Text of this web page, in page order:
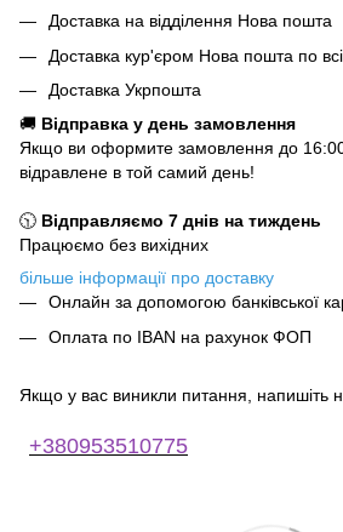
Доставка на відділення Нова пошта
Доставка кур'єром Нова пошта по
Доставка Укрпошта
🚚 Відправка у день замовлення
Якщо ви оформите замовлення до
відравлене в той самий день!
🕥 Відправляємо 7 днів на тиждень
Працюємо без вихідних
більше інформації про доставку
Онлайн за допомогою банківської
Оплата по IBAN на рахунок ФОП
Якщо у вас виникли питання, напишіть
+380953510775